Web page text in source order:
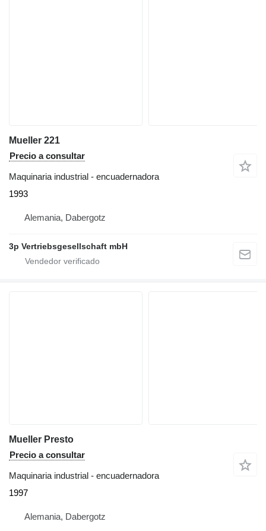
Mueller 221
Precio a consultar
Maquinaria industrial - encuadernadora
1993
Alemania, Dabergotz
3p Vertriebsgesellschaft mbH
Mueller Presto
Precio a consultar
Maquinaria industrial - encuadernadora
1997
Alemania, Dabergotz